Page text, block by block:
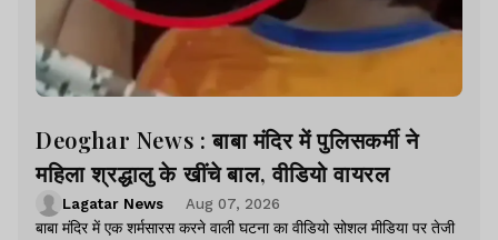
Deoghar News : बाबा मंदिर में पुलिसकर्मी ने
महिला श्रद्धालु के खींचे बाल, वीडियो वायरल
Lagatar News
Aug 07, 2026
बाबा मंदिर में एक शर्मसारस करने वाली घटना का वीडियो सोशल मीडिया पर तेजी